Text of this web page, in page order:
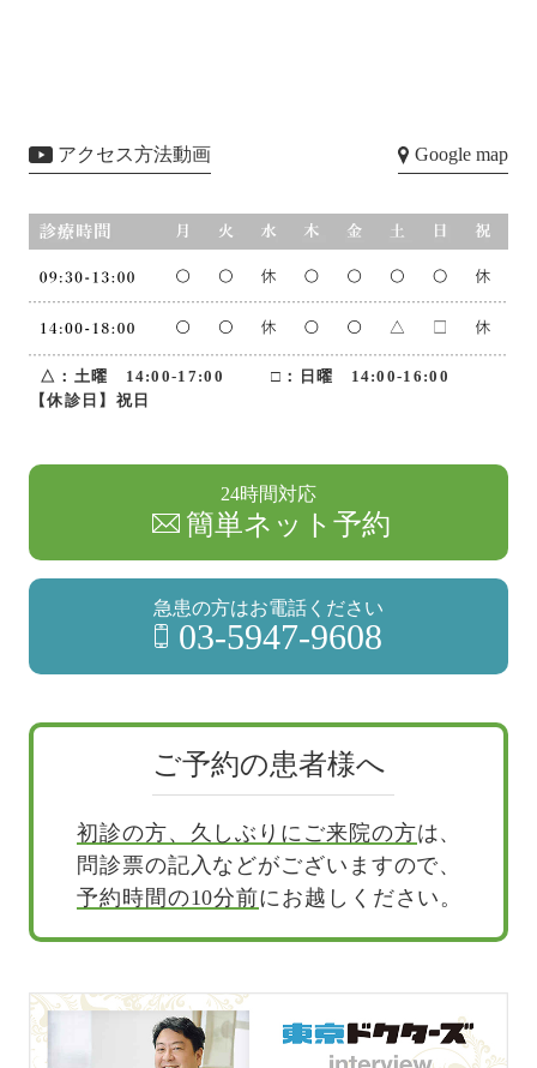
アクセス方法動画 Google map
△：土曜 14:00-17:00
【休診日】祝日
□：日曜 14:00-16:00
24時間対応
簡単ネット予約
急患の方はお電話ください
03-5947-9608
ご予約の患者様へ
初診の方、久しぶりにご来院の方は、
問診票の記入などがございますので、
予約時間の10分前にお越しください。